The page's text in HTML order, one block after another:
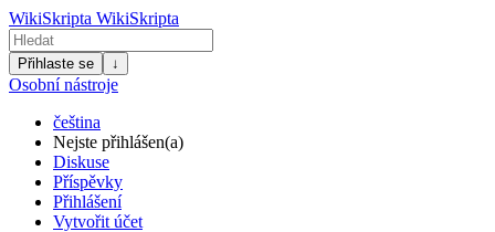
WikiSkripta WikiSkripta
Přihlaste se ↓
Osobní nástroje
čeština
Nejste přihlášen(a)
Diskuse
Příspěvky
Přihlášení
Vytvořit účet